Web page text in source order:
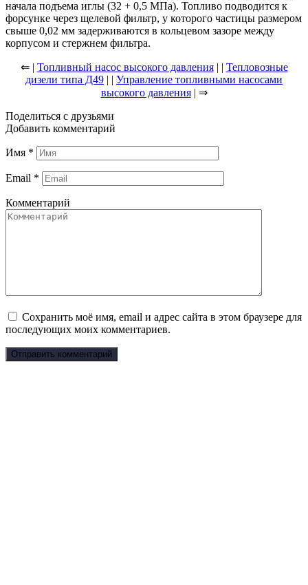
начала подъема иглы (32 + 0,5 МПа). Топливо подводится к
форсунке через щелевой фильтр, у которого частицы размером
свыше 0,02 мм задерживаются в кольцевом зазоре между
корпусом и стержнем фильтра.
⇐ | Топливный насос высокого давления| | Тепловозные
дизели типа Д49 | | Управление топливными насосами
высокого давления| ⇒
Поделиться с друзьями
Добавить комментарий
Имя *
Email *
Комментарий
Сохранить моё имя, email и адрес сайта в этом браузере для
последующих моих комментариев.